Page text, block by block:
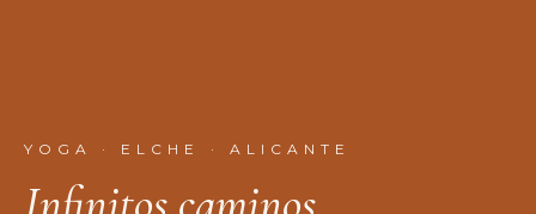
YOGA · ELCHE · ALICANTE